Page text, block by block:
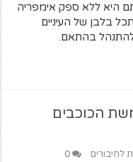
היא ללא ספק אימפריה
בלבן של העיניים
להתנהל בהתאם.
הכוכבים
לחיבורים 0